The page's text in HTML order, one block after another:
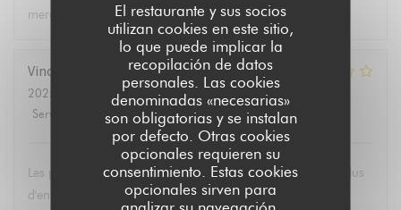
El restaurante y sus socios
utilizan cookies en este sitio,
lo que puede implicar la
recopilación de datos
personales. Las cookies
denominadas «necesarias»
son obligatorias y se instalan
por defecto. Otras cookies
opcionales requieren su
consentimiento. Estas cookies
opcionales sirven para
analizar su navegación,
merci pour l'accueil, la qualité des plats et le service
Vincent
2025-11-26
- 13:00 - Invitados 2
Servicio
Ambiente: 4/5 Menú: 3/5 Calidad / Precio
Les portions etaient petites et grasses (tendrons de veau). Plus
d'entrée à 12:45. Mon dessert et café ne sont jamais venus